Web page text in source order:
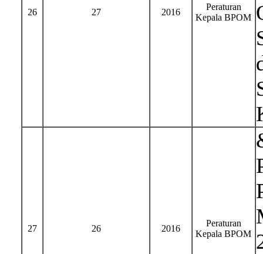
26 27 2016
Peraturan
Kepala BPOM
27 26 2016
Peraturan
Kepala BPOM